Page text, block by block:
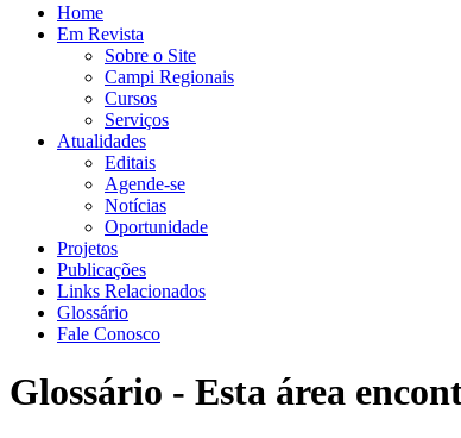
Home
Em Revista
Sobre o Site
Campi Regionais
Cursos
Serviços
Atualidades
Editais
Agende-se
Notícias
Oportunidade
Projetos
Publicações
Links Relacionados
Glossário
Fale Conosco
Glossário - Esta área